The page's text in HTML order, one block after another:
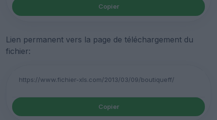
Copier
Lien permanent vers la page de téléchargement du
fichier:
Copier